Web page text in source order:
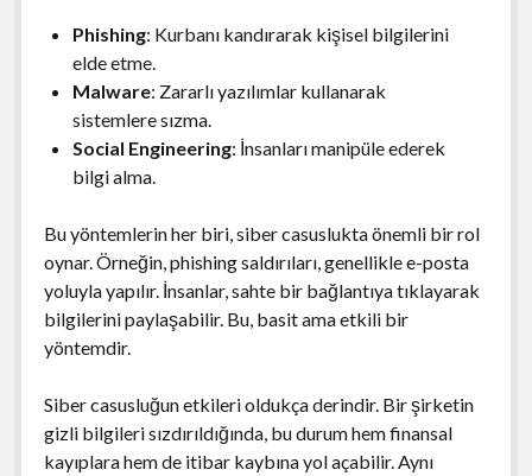
Phishing: Kurbanı kandırarak kişisel bilgilerini
elde etme.
Malware: Zararlı yazılımlar kullanarak
sistemlere sızma.
Social Engineering: İnsanları manipüle ederek
bilgi alma.
Bu yöntemlerin her biri, siber casuslukta önemli bir rol
oynar. Örneğin, phishing saldırıları, genellikle e-posta
yoluyla yapılır. İnsanlar, sahte bir bağlantıya tıklayarak
bilgilerini paylaşabilir. Bu, basit ama etkili bir
yöntemdir.
Siber casusluğun etkileri oldukça derindir. Bir şirketin
gizli bilgileri sızdırıldığında, bu durum hem finansal
kayıplara hem de itibar kaybına yol açabilir. Aynı